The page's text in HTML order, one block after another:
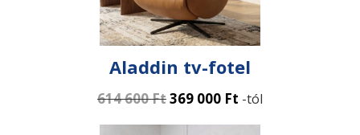
Aladdin tv-fotel
614 600Ft369 000 Ft -tól